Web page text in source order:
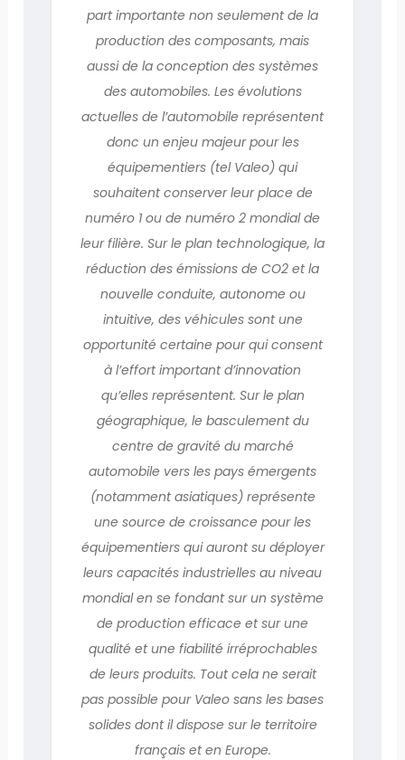
part importante non seulement de la
production des composants, mais
aussi de la conception des systèmes
des automobiles. Les évolutions
actuelles de l’automobile représentent
donc un enjeu majeur pour les
équipementiers (tel Valeo) qui
souhaitent conserver leur place de
numéro 1 ou de numéro 2 mondial de
leur filière. Sur le plan technologique, la
réduction des émissions de CO2 et la
nouvelle conduite, autonome ou
intuitive, des véhicules sont une
opportunité certaine pour qui consent
à l’effort important d’innovation
qu’elles représentent. Sur le plan
géographique, le basculement du
centre de gravité du marché
automobile vers les pays émergents
(notamment asiatiques) représente
une source de croissance pour les
équipementiers qui auront su déployer
leurs capacités industrielles au niveau
mondial en se fondant sur un système
de production efficace et sur une
qualité et une fiabilité irréprochables
de leurs produits. Tout cela ne serait
pas possible pour Valeo sans les bases
solides dont il dispose sur le territoire
français et en Europe.